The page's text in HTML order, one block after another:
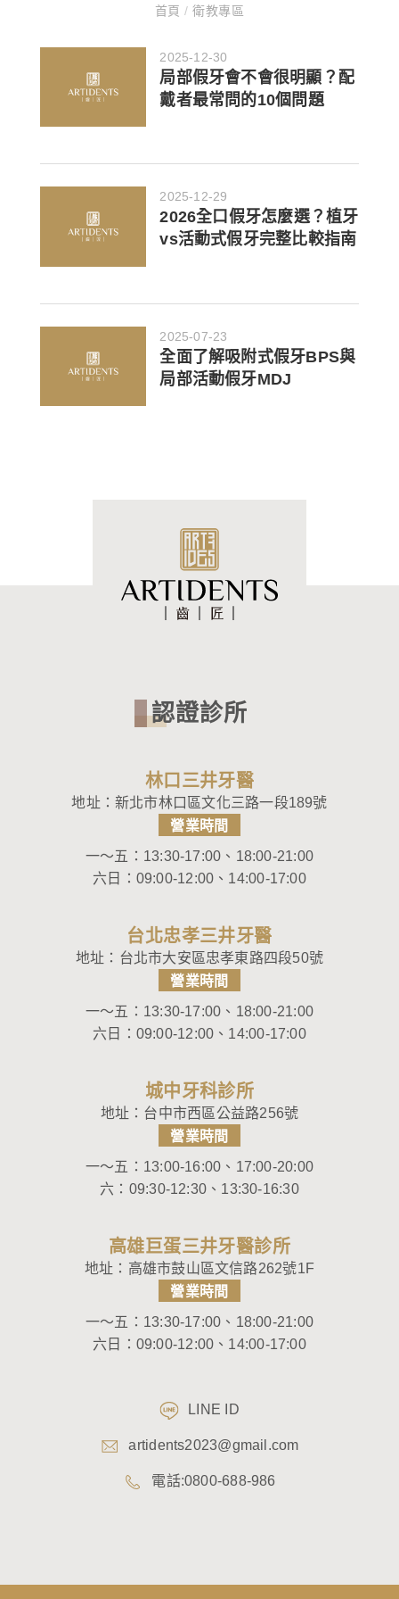
首頁/ 衛教專區
2025-12-30
局部假牙會不會很明顯？配
戴者最常問的10個問題
2025-12-29
2026全口假牙怎麼選？植牙
vs活動式假牙完整比較指南
2025-07-23
全面了解吸附式假牙BPS與
局部活動假牙MDJ
認證診所
林口三井牙醫
地址：新北市林口區文化三路一段189號
營業時間
一～五：13:30-17:00、18:00-21:00
六日：09:00-12:00、14:00-17:00
台北忠孝三井牙醫
地址： 台北市大安區忠孝東路四段50號
營業時間
一～五：13:30-17:00、18:00-21:00
六日：09:00-12:00、14:00-17:00
城中牙科診所
地址： 台中市西區公益路256號
營業時間
一～五：13:00-16:00、17:00-20:00
六：09:30-12:30、13:30-16:30
高雄巨蛋三井牙醫診所
地址： 高雄市鼓山區文信路262號1F
營業時間
一～五：13:30-17:00、18:00-21:00
六日：09:00-12:00、14:00-17:00
LINE ID
artidents2023@gmail.com
電話:0800-688-986